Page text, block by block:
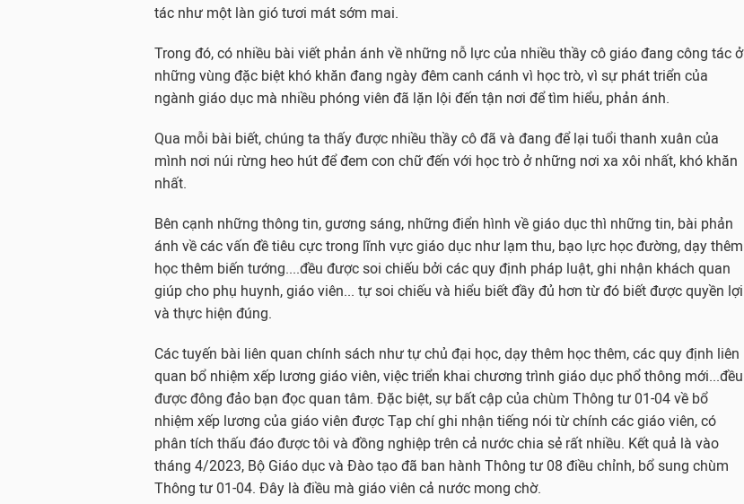
tác như một làn gió tươi mát sớm mai.
Trong đó, có nhiều bài viết phản ánh về những nỗ lực của nhiều thầy cô giáo đang công tác ở
những vùng đặc biệt khó khăn đang ngày đêm canh cánh vì học trò, vì sự phát triển của
ngành giáo dục mà nhiều phóng viên đã lặn lội đến tận nơi để tìm hiểu, phản ánh.
Qua mỗi bài biết, chúng ta thấy được nhiều thầy cô đã và đang để lại tuổi thanh xuân của
mình nơi núi rừng heo hút để đem con chữ đến với học trò ở những nơi xa xôi nhất, khó khăn
nhất.
Bên cạnh những thông tin, gương sáng, những điển hình về giáo dục thì những tin, bài phản
ánh về các vấn đề tiêu cực trong lĩnh vực giáo dục như lạm thu, bạo lực học đường, dạy thêm
học thêm biến tướng....đều được soi chiếu bởi các quy định pháp luật, ghi nhận khách quan
giúp cho phụ huynh, giáo viên... tự soi chiếu và hiểu biết đầy đủ hơn từ đó biết được quyền lợi
và thực hiện đúng.
Các tuyến bài liên quan chính sách như tự chủ đại học, dạy thêm học thêm, các quy định liên
quan bổ nhiệm xếp lương giáo viên, việc triển khai chương trình giáo dục phổ thông mới...đều
được đông đảo bạn đọc quan tâm. Đặc biệt, sự bất cập của chùm Thông tư 01-04 về bổ
nhiệm xếp lương của giáo viên được Tạp chí ghi nhận tiếng nói từ chính các giáo viên, có
phân tích thấu đáo được tôi và đồng nghiệp trên cả nước chia sẻ rất nhiều. Kết quả là vào
tháng 4/2023, Bộ Giáo dục và Đào tạo đã ban hành Thông tư 08 điều chỉnh, bổ sung chùm
Thông tư 01-04. Đây là điều mà giáo viên cả nước mong chờ.